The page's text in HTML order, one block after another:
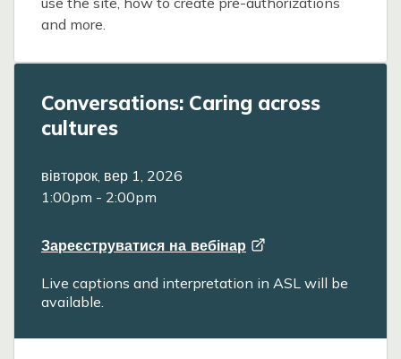
and more.
Conversations: Caring across
cultures
вівторок, вер 1, 2026
1:00pm - 2:00pm
Зареєструватися на вебінар
Live captions and interpretation in ASL will be
available.